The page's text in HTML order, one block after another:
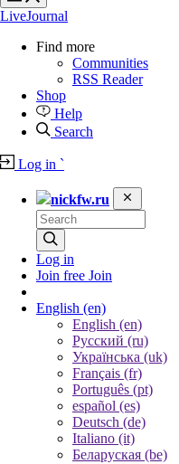
LiveJournal
Find more
Communities
RSS Reader
Shop
Help
Search
Log in `
nickfw.ru
Log in
Join free Join
English (en)
English (en)
Русский (ru)
Українська (uk)
Français (fr)
Português (pt)
español (es)
Deutsch (de)
Italiano (it)
Беларуская (be)